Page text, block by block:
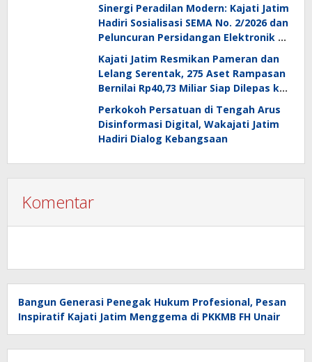
Sinergi Peradilan Modern: Kajati Jatim
Hadiri Sosialisasi SEMA No. 2/2026 dan
Peluncuran Persidangan Elektronik di
PT Surabaya
Kajati Jatim Resmikan Pameran dan
Lelang Serentak, 275 Aset Rampasan
Bernilai Rp40,73 Miliar Siap Dilepas ke
Publik
Perkokoh Persatuan di Tengah Arus
Disinformasi Digital, Wakajati Jatim
Hadiri Dialog Kebangsaan
Komentar
Bangun Generasi Penegak Hukum Profesional, Pesan
Inspiratif Kajati Jatim Menggema di PKKMB FH Unair